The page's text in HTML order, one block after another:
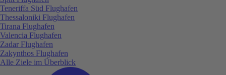
Teneriffa Süd Flughafen
Thessaloniki Flughafen
Tirana Flughafen
Valencia Flughafen
Zadar Flughafen
Zakynthos Flughafen
Alle Ziele im Überblick